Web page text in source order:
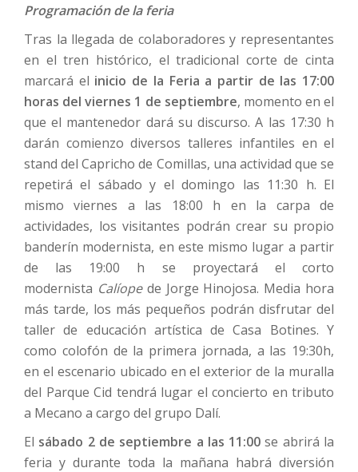
Programación de la feria
Tras la llegada de colaboradores y representantes
en el tren histórico, el tradicional corte de cinta
marcará el inicio de la Feria a partir de las 17:00
horas del viernes 1 de septiembre, momento en el
que el mantenedor dará su discurso. A las 17:30 h
darán comienzo diversos talleres infantiles en el
stand del Capricho de Comillas, una actividad que se
repetirá el sábado y el domingo las 11:30 h. El
mismo viernes a las 18:00 h en la carpa de
actividades, los visitantes podrán crear su propio
banderín modernista, en este mismo lugar a partir
de las 19:00 h se proyectará el corto
modernista Calíopede Jorge Hinojosa. Media hora
más tarde, los más pequeños podrán disfrutar del
taller de educación artística de Casa Botines. Y
como colofón de la primera jornada, a las 19:30h,
en el escenario ubicado en el exterior de la muralla
del Parque Cid tendrá lugar el concierto en tributo
a Mecano a cargo del grupo Dalí.
El sábado 2 de septiembre a las 11:00 se abrirá la
feria y durante toda la mañana habrá diversión